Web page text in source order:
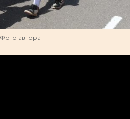
автора